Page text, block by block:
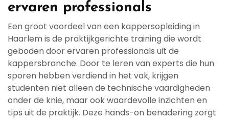
ervaren professionals
Een groot voordeel van een kappersopleiding in
Haarlem is de praktijkgerichte training die wordt
geboden door ervaren professionals uit de
kappersbranche. Door te leren van experts die hun
sporen hebben verdiend in het vak, krijgen
studenten niet alleen de technische vaardigheden
onder de knie, maar ook waardevolle inzichten en
tips uit de praktijk. Deze hands-on benadering zorgt